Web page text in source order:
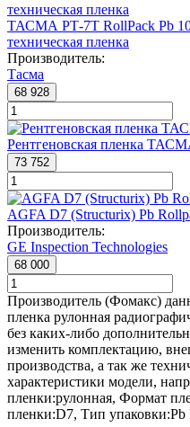
ТАСМА РТ-7Т RollPack Pb
техническая пленка
Производитель:
Тасма
68 928
Рентгеновская пленка
73 752
AGFA D7 (Structurix) Pb
Производитель:
GE Inspection Technologies
68 000
Производитель (Фомакс)
пленка рулонная
без каких-либо
изменить комплектацию,
производства, а так же
характеристики модели,
пленки:рулонная, Формат
пленки:D7, Тип упаковки:Pb